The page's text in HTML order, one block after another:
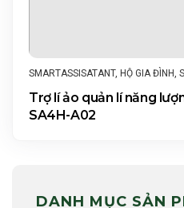
SMARTASSISATANT, HỘ GIA ĐÌNH,
Trợ lí ảo quản lí năng
SA4H-A02
DANH MỤC SẢN